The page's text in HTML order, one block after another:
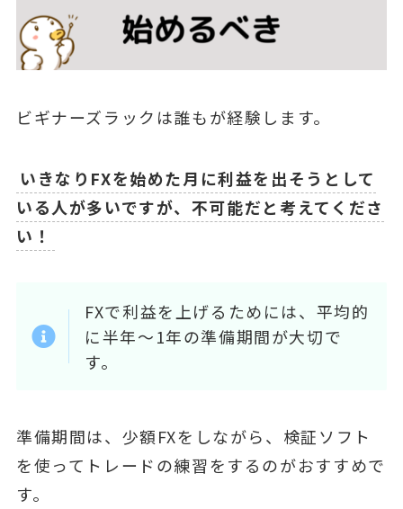
ビギナーズラックは誰もが経験します。
いきなりFXを始めた月に利益を出そうとして
いる人が多いですが、不可能だと考えてくださ
い！
FXで利益を上げるためには、平均的
に半年～1年の準備期間が大切で
す。
準備期間は、少額FXをしながら、検証ソフト
を使ってトレードの練習をするのがおすすめで
す。